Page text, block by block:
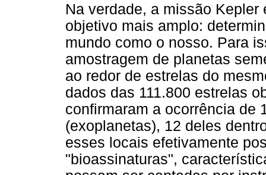
Na verdade, a missão
objetivo mais amplo:
mundo como o nosso. Para
amostragem de planetas
ao redor de estrelas do
dados das 111.800 estrelas
confirmaram a ocorrência de
(exoplanetas), 12 deles
esses locais efetivamente
"bioassinaturas",